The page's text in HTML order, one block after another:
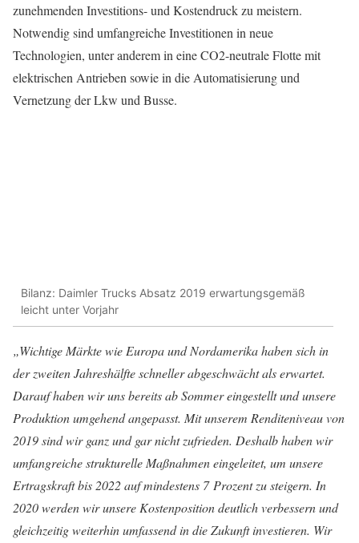
zunehmenden Investitions- und Kostendruck zu meistern.
Notwendig sind umfangreiche Investitionen in neue
Technologien, unter anderem in eine CO2-neutrale Flotte mit
elektrischen Antrieben sowie in die Automatisierung und
Vernetzung der Lkw und Busse.
Bilanz: Daimler Trucks Absatz 2019 erwartungsgemäß
leicht unter Vorjahr
„Wichtige Märkte wie Europa und Nordamerika haben sich in
der zweiten Jahreshälfte schneller abgeschwächt als erwartet.
Darauf haben wir uns bereits ab Sommer eingestellt und unsere
Produktion umgehend angepasst. Mit unserem Renditeniveau von
2019 sind wir ganz und gar nicht zufrieden. Deshalb haben wir
umfangreiche strukturelle Maßnahmen eingeleitet, um unsere
Ertragskraft bis 2022 auf mindestens 7 Prozent zu steigern. In
2020 werden wir unsere Kostenposition deutlich verbessern und
gleichzeitig weiterhin umfassend in die Zukunft investieren. Wir